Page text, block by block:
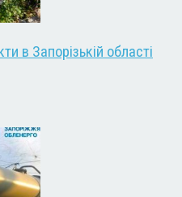
в Запорізькій області